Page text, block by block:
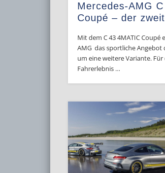
Mercedes-AMG
Coupé – der
Mit dem C 43 4MATIC Coupé
AMG das sportliche Angebot
um eine weitere Variante.
Fahrerlebnis …